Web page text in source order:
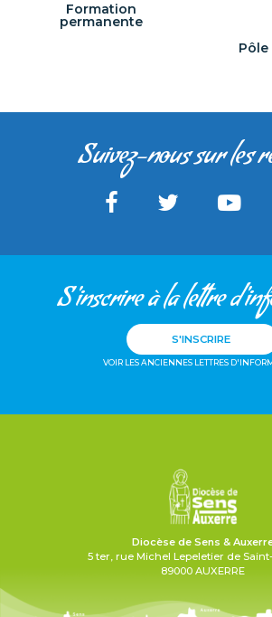
Formation
permanente
Suivez-nous sur les
S'inscrire à la lettre
S'INSCRIRE
VOIR LES ANCIENNES LETTRES
Diocèse de Sens &
5 ter, rue Michel Lepeletier de
89000 AUXERRE